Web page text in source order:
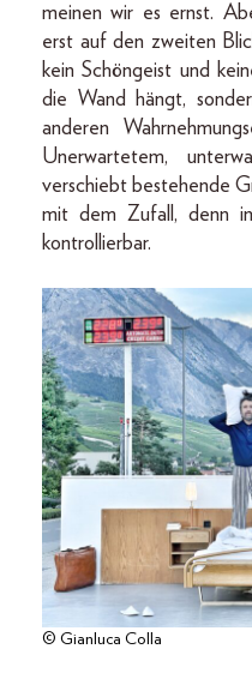
meinen wir es ernst.
erst auf den zweiten
kein Schöngeist und
die Wand hängt,
anderen
Unerwartetem,
verschiebt bestehende
mit dem Zufall, denn
kontrollierbar.
© Gianluca Colla